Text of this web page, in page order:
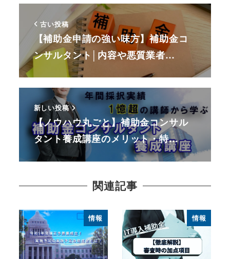
古い投稿
【補助金申請の強い味方】補助金コ
ンサルタント│内容や悪質業者…
新しい投稿
【ノウハウ丸ごと】補助金コンサル
タント養成講座のメリット・特…
関連記事
情報 情報